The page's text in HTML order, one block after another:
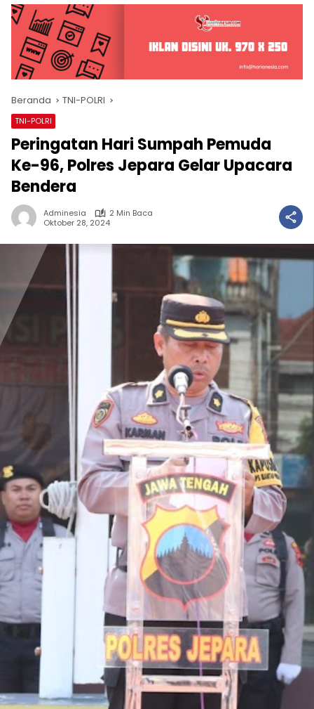
Beranda TNI-POLRI
TNI-POLRI
Peringatan Hari Sumpah Pemuda
Ke-96, Polres Jepara Gelar Upacara
Bendera
Adminesia
2 Min Baca
Oktober 28, 2024